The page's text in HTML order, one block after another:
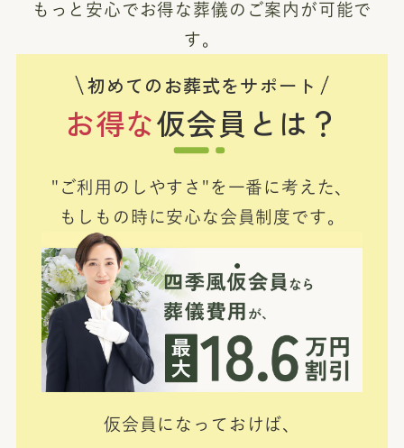
もっと安心でお得な葬儀のご案内が可能で
す。
初めてのお葬式をサポート
お得な仮会員とは？
"ご利用のしやすさ"を一番に考えた、
もしもの時に安心な会員制度です。
仮会員になっておけば、